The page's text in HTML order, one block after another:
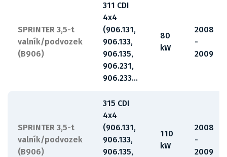
SPRINTER 3,5-t
valník/podvozek
(B906)
311 CDI
4x4
(906.131,
906.133,
906.135,
906.231,
906.233...
80
kW
2008
-
2009
SPRINTER 3,5-t
valník/podvozek
(B906)
315 CDI
4x4
(906.131,
906.133,
906.135,
110
kW
2008
-
2009